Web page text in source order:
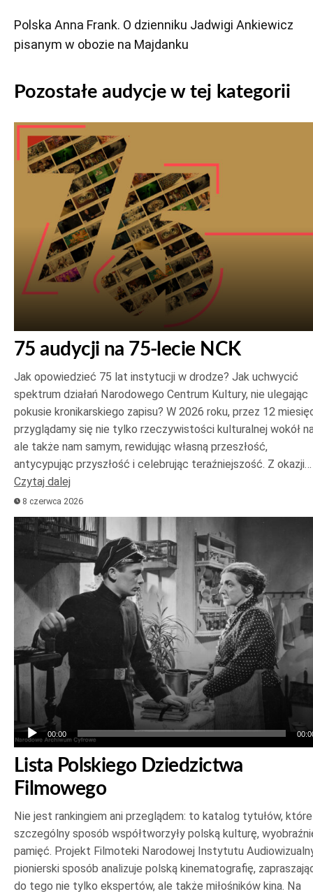
Polska Anna Frank. O dzienniku Jadwigi Ankiewicz
pisanym w obozie na Majdanku
Pozostałe audycje w tej kategorii
75 audycji na 75-lecie NCK
Jak opowiedzieć 75 lat instytucji w drodze? Jak uchwycić
spektrum działań Narodowego Centrum Kultury, nie ulegając
pokusie kronikarskiego zapisu? W 2026 roku, przez 12
przyglądamy się nie tylko rzeczywistości kulturalnej wokół
ale także nam samym, rewidując własną przeszłość,
antycypując przyszłość i celebrując teraźniejszość. Z okazji…
Czytaj dalej
8 czerwca 2026
Odtwarzacz
dźwiękowych
00:00
Lista Polskiego Dziedzictwa
Filmowego
Nie jest rankingiem ani przeglądem: to katalog tytułów,
szczególny sposób współtworzyły polską kulturę,
pamięć. Projekt Filmoteki Narodowej Instytutu
pionierski sposób analizuje polską kinematografię,
do tego nie tylko ekspertów, ale także miłośników kina. Na